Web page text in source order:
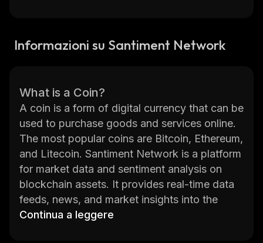
Informazioni su Santiment Network
What is a Coin?
A coin is a form of digital currency that can be
used to purchase goods and services online.
The most popular coins are Bitcoin, Ethereum,
and Litecoin. Santiment Network is a platform
for market data and sentiment analysis on
blockchain assets. It provides real-time data
feeds, news, and market insights into the
crypto markets. With its comprehensive
Continua a leggere